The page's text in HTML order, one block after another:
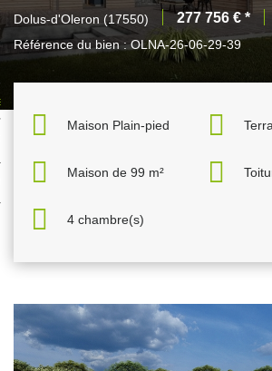
à NESTOR
Dolus-d'Oleron (17550) 277 756 € *
Référence du bien :OLNA-26-06-29-39
Maison Plain-pied
Maison de 99 m²
4 chambre(s)